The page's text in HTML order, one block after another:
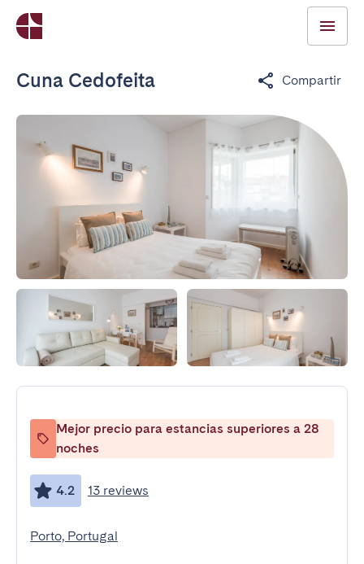
Cuna Cedofeita Compartir
Mejor precio para estancias superiores a 28
noches
4.2 13 reviews
Porto, Portugal